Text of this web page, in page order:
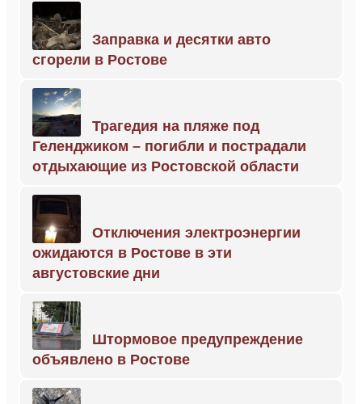
Заправка и десятки авто
сгорели в Ростове
Трагедия на пляже под
Геленджиком – погибли и пострадали
отдыхающие из Ростовской области
Отключения электроэнергии
ожидаются в Ростове в эти
августовские дни
Штормовое предупреждение
объявлено в Ростове